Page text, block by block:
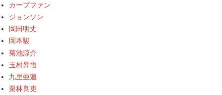
カープファン
ジョンソン
岡田明丈
岡本駿
菊池涼介
玉村昇悟
九里亜蓮
栗林良吏